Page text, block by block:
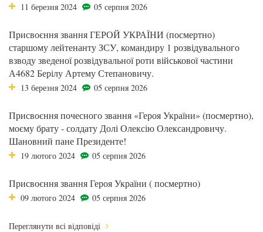
11 березня 2024 05 серпня 2026
Присвоєння звання ГЕРОЙ УКРАЇНИ (посмертно)
старшому лейтенанту ЗСУ, командиру 1 розвідувального
взводу зведеної розвідувальної роти військової частини
А4682 Берілу Артему Степановичу.
13 березня 2024 05 серпня 2026
Присвоєння почесного звання «Героя України» (посмертно),
моєму брату - солдату Долі Олексію Олександровичу.
Шановний пане Президенте!
19 лютого 2024 05 серпня 2026
Присвоєння звання Героя України ( посмертно)
09 лютого 2024 05 серпня 2026
Переглянути всі відповіді